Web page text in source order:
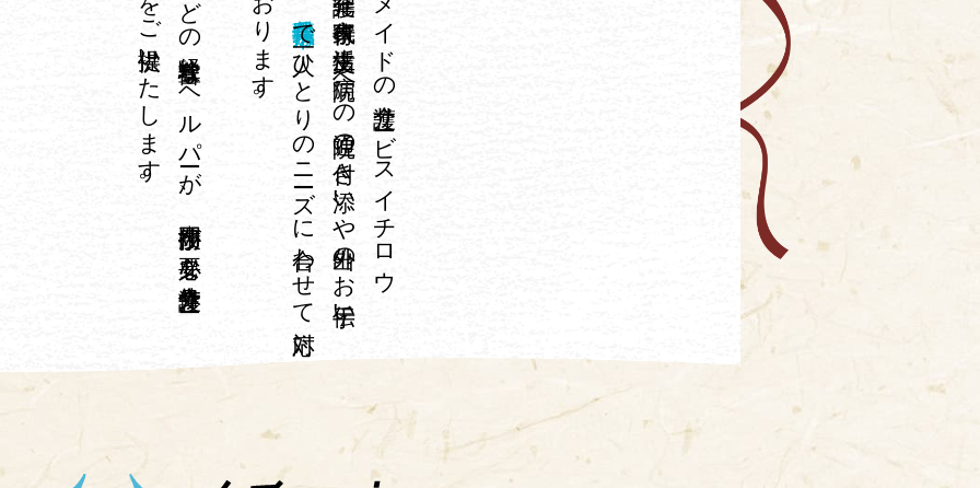
オ
ーダ
ーメ
イ
ド
の
介護サ
ービ
ス
イ
チ
ロ
ウ
は
、
在宅介護、
家事代行、
生活支援、
病院へ
の
通院の
付き
添い
や
外出の
お
手伝い
な
ど
で
一人ひ
と
り
の
ニ
ーズ
に
合わ
せ
て
対応
て
お
り
ま
す
介護福祉士や
看護師な
ど
の
経験豊富な
ヘ
ル
パ
ーが
、
専門技術が
必要な
身体介護サ
ー
ビ
ス
を
ご
提供い
た
し
ま
す
。